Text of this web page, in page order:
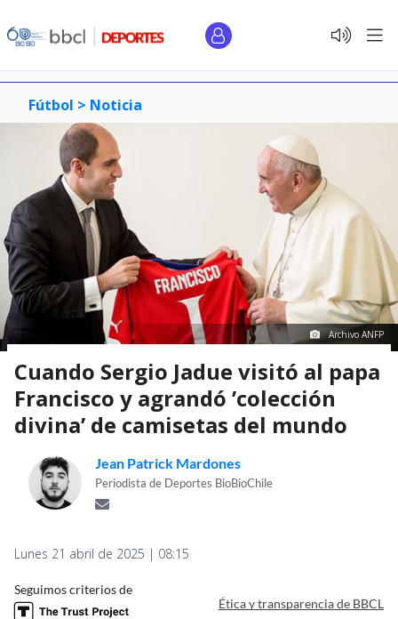
Fútbol > Noticia
Archivo ANFP
Cuando Sergio Jadue visitó al papa
Francisco y agrandó ’colección
divina’ de camisetas del mundo
Jean Patrick Mardones
Periodista de Deportes BioBioChile
Lunes 21 abril de 2025 | 08:15
Seguimos criterios de
Ética y transparencia de BBCL